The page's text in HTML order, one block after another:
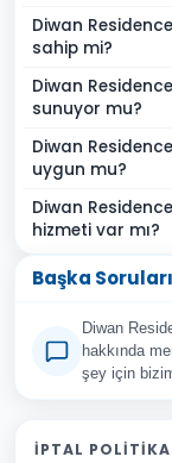
Diwan
sahip mi?
Diwan
sunuyor mu?
Diwan
uygun mu?
Diwan
hizmeti var mı?
Başka
Diwan
hakkında
şey için
Adınız Soyadınız
İPTAL